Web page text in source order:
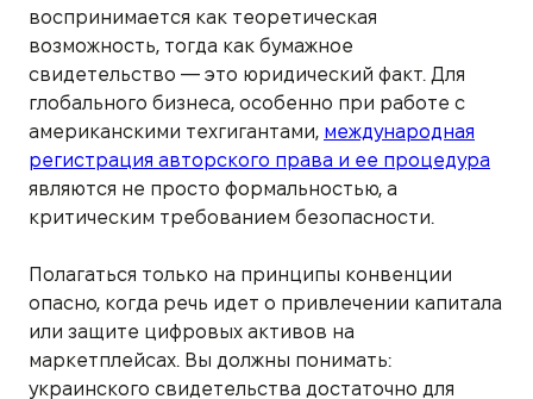
воспринимается как теоретическая
возможность, тогда как бумажное
свидетельство — это юридический факт. Для
глобального бизнеса, особенно при работе с
американскими техгигантами, международная
регистрация авторского права и ее процедура
являются не просто формальностью, а
критическим требованием безопасности.
Полагаться только на принципы конвенции
опасно, когда речь идет о привлечении капитала
или защите цифровых активов на
маркетплейсах. Вы должны понимать:
украинского свидетельства достаточно для